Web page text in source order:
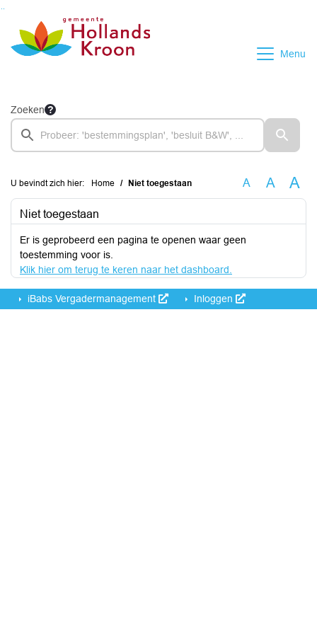
Ga naar de inhoud van deze pagina
Menu
Zoeken
U bevindt zich hier: Home Niet toegestaan A A A
Niet toegestaan
Er is geprobeerd een pagina te openen waar geen
toestemming voor is.
Klik hier om terug te keren naar het dashboard.
iBabs Vergadermanagement Inloggen